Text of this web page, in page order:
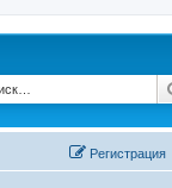
Регистрация